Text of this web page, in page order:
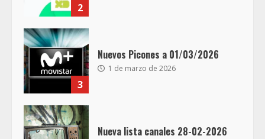
2
3
Nuevos Picones a 01/03/2026
1 de marzo de 2026
Nueva lista canales 28-02-2026